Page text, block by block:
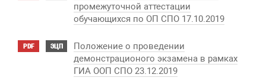
промежуточной аттестации
обучающихся по ОП СПО 17.10.2019
PDF ЭЦП
Положение о проведении
демонстрационого экзамена в рамках
ГИА ООП СПО 23.12.2019